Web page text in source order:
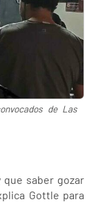
de Las
que saber gozar
Gottle para